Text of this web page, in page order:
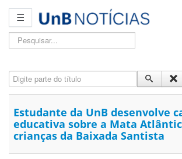
☰
Pesquisar...
Digite parte do título
Estudante da UnB desenvolve
educativa sobre a Mata
crianças da Baixada Santista